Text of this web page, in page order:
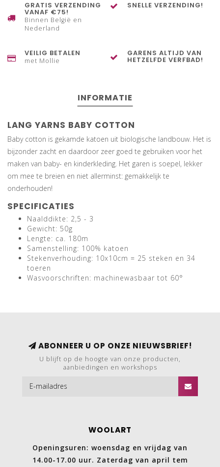
GRATIS VERZENDING
VANAF €75!
Binnen België en
Nederland
SNELLE VERZENDING!
VEILIG BETALEN
met Mollie
GARENS ALTIJD VAN
HETZELFDE VERFBAD!
INFORMATIE
LANG YARNS BABY COTTON
Baby cotton is gekamde katoen uit biologische landbouw. Het is
bijzonder zacht en daardoor zeer goed te gebruiken voor het
maken van baby- en kinderkleding. Het garen is soepel, lekker
om mee te breien en niet allerminst: gemakkelijk te
onderhouden!
SPECIFICATIES
Naalddikte: 2,5 - 3
Gewicht: 50g
Lengte: ca. 180m
Samenstelling: 100% katoen
Stekenverhouding: 10x10cm = 25 steken en 34
toeren
Wasvoorschriften: machinewasbaar tot 60°
ABONNEER U OP ONZE NIEUWSBRIEF!
U blijft op de hoogte van onze producten,
aanbiedingen en workshops
WOOLART
Openingsuren: woensdag en vrijdag van
14.00-17.00 uur. Zaterdag van april tem